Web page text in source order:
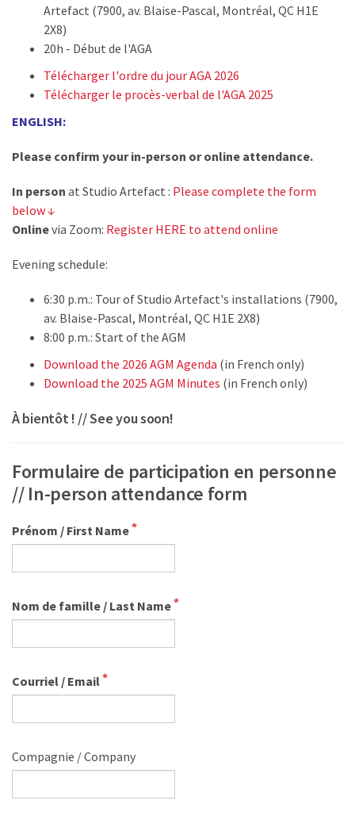
Artefact (7900, av. Blaise-Pascal, Montréal, QC H1E
2X8)
20h - Début de l'AGA
Télécharger l'ordre du jour AGA 2026
Télécharger le procès-verbal de l'AGA 2025
ENGLISH:
Please confirm your in-person or online attendance.
In person at Studio Artefact : Please complete the form
below ↓
Onlinevia Zoom: Register HERE to attend online
Evening schedule:
6:30 p.m.: Tour of Studio Artefact's installations (7900,
av. Blaise-Pascal, Montréal, QC H1E 2X8)
8:00 p.m.: Start of the AGM
Download the 2026 AGM Agenda (in French only)
Download the 2025 AGM Minutes (in French only)
À bientôt ! // See you soon!
Formulaire de participation en personne
// In-person attendance form
Prénom / First Name
Nom de famille / Last Name
Courriel / Email
Compagnie / Company